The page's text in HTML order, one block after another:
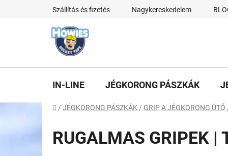
Szállítás és fizetés Nagykereskedelem
IN-LINE JÉGKORONG PÁSZKÁK
Kezdőlap
/ JÉGKORONG PÁSZKÁK / GRIP A JÉGKORONG ÜTŐ
RUGALMAS GRIPEK |